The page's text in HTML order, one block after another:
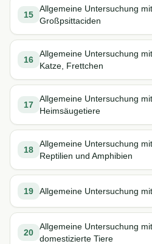
15
Allgemeine Untersuchung
Großpsittaciden
16
Allgemeine Untersuchung
Katze, Frettchen
17
Allgemeine Untersuchung
Heimsäugetiere
18
Allgemeine Untersuchung
Reptilien und Amphibien
19 Allgemeine Untersuchung
20
Allgemeine Untersuchung
domestizierte Tiere